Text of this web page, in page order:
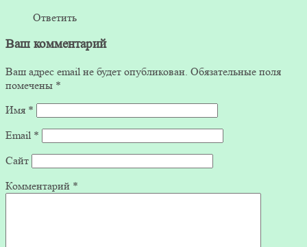
Ответить
Ваш комментарий
Ваш адрес email не будет опубликован. Обязательные поля
помечены *
Имя *
Email *
Сайт
Комментарий *